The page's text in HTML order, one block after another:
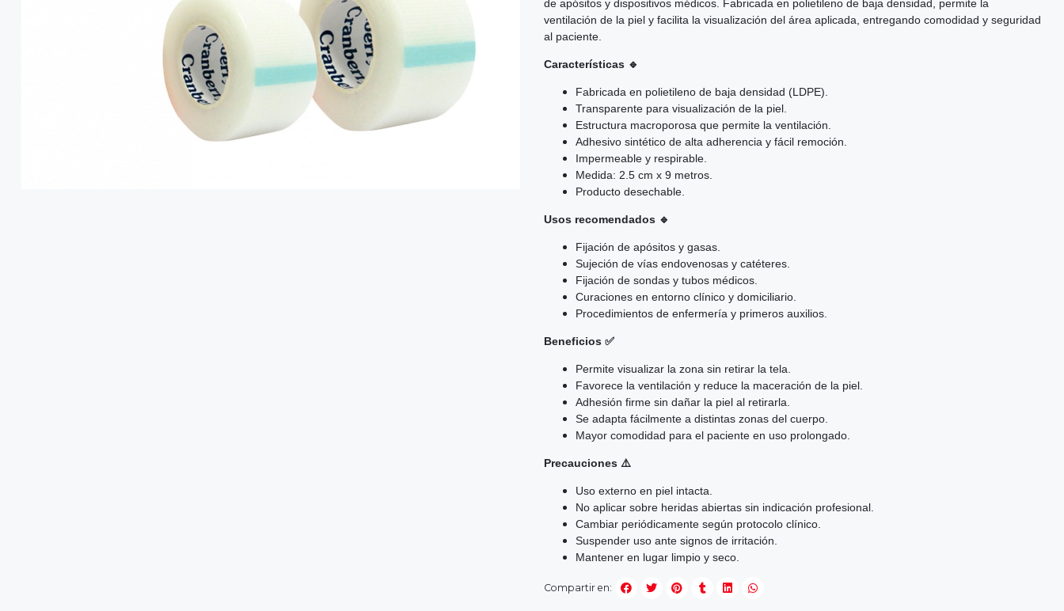
de apósitos y dispositivos médicos. Fabricada en polietileno de baja densidad, permite la
ventilación de la piel y facilita la visualización del área aplicada, entregando comodidad y seguridad
al paciente.
Características 🔹
Fabricada en polietileno de baja densidad (LDPE).
Transparente para visualización de la piel.
Estructura macroporosa que permite la ventilación.
Adhesivo sintético de alta adherencia y fácil remoción.
Impermeable y respirable.
Medida: 2.5 cm x 9 metros.
Producto desechable.
Usos recomendados 🔹
Fijación de apósitos y gasas.
Sujeción de vías endovenosas y catéteres.
Fijación de sondas y tubos médicos.
Curaciones en entorno clínico y domiciliario.
Procedimientos de enfermería y primeros auxilios.
Beneficios ✅
Permite visualizar la zona sin retirar la tela.
Favorece la ventilación y reduce la maceración de la piel.
Adhesión firme sin dañar la piel al retirarla.
Se adapta fácilmente a distintas zonas del cuerpo.
Mayor comodidad para el paciente en uso prolongado.
Precauciones ⚠️
Uso externo en piel intacta.
No aplicar sobre heridas abiertas sin indicación profesional.
Cambiar periódicamente según protocolo clínico.
Suspender uso ante signos de irritación.
Mantener en lugar limpio y seco.
Compartir en: